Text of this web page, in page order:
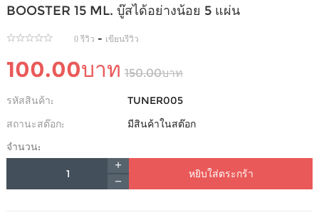
BOOSTER 15 ML. บู๊สได้อย่างน้อย 5 แผ่น
0 รีวิว - เขียนรีวิว
100.00บาท 150.00บาท
รหัสสินค้า:
TUNER005
สถานะสต๊อก:
มีสินค้าในสต๊อก
จำนวน:
หยิบใส่ตระกร้า